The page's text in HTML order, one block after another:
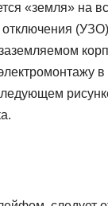
«земля» на